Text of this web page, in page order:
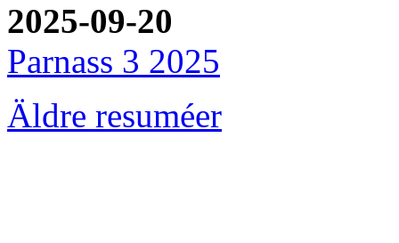
2025-09-20
Parnass 3 2025
Äldre resuméer